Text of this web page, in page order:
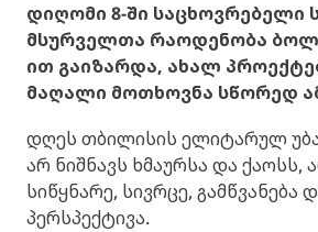
დიღომი 8-ში საცხოვრებელი
მსურველთა რაოდენობა
ით გაიზარდა, ახალ
მაღალი მოთხოვნა სწორედ
დღეს თბილისის ელიტარულ
არ ნიშნავს ხმაურსა და ქაოსს,
სიწყნარე, სივრცე, გამწვანება
პერსპექტივა.